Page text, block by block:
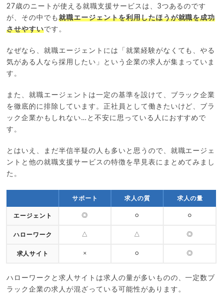
27歳のニートが使える就職支援サービスは、3つあるのです
が、その中でも就職エージェントを利用したほうが就職を成功
させやすいです。
なぜなら、就職エージェントには「就業経験がなくても、やる
気がある人なら採用したい」という企業の求人が集まっていま
す。
また、就職エージェントは一定の基準を設けて、ブラック企業
を徹底的に排除しています。正社員として働きたいけど、ブラ
ック企業かもしれない…と不安に思っている人におすすめで
す。
とはいえ、まだ半信半疑の人も多いと思うので、就職エージェ
ントと他の就職支援サービスの特徴を早見表にまとめてみまし
た。
サポート 求人の質 求人の量
エージェント ◎ ○ ○
ハローワーク △ △ ◎
求人サイト × ○ ◎
ハローワークと求人サイトは求人の量が多いものの、一定数ブ
ラック企業の求人が混ざっている可能性があります。